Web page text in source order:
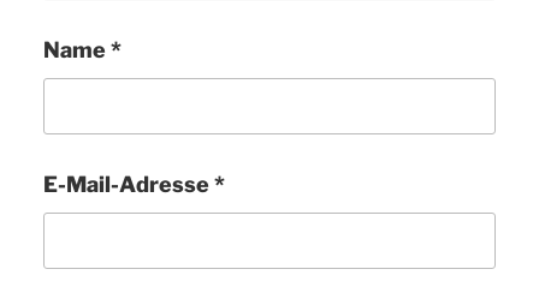
Name *
E-Mail-Adresse *